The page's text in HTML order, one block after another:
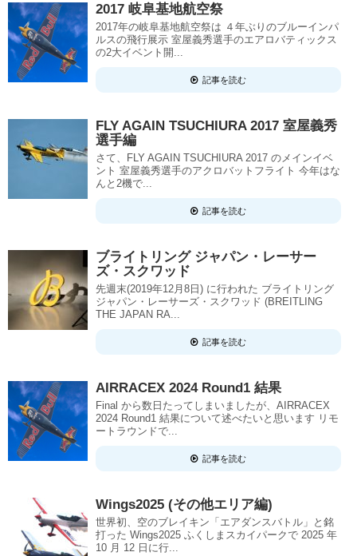
2017 岐阜基地航空祭
2017年の岐阜基地航空祭は ４年ぶりのブルーインパ
ルスの飛行展示 室屋義秀選手のエアロバティックス
の2大イベント開...
記事を読む
FLY AGAIN TSUCHIURA 2017 室屋義秀
選手編
さて、FLY AGAIN TSUCHIURA 2017 のメインイベ
ント 室屋義秀選手のアクロバットフライト 今年はな
んと2機で...
記事を読む
ブライトリング ジャパン・レーサー
ズ・スクワッド
先週末(2019年12月8日) に行われた ブライトリング
ジャパン・レーサーズ・スクワッド (BREITLING
THE JAPAN RA...
記事を読む
AIRRACEX 2024 Round1 結果
Final から数日たってしまいましたが、AIRRACEX
2024 Round1 結果について述べたいと思います リモ
ートラウンドで...
記事を読む
Wings2025 (その他エリア編)
世界初、空のブレイキン「エアダンスバトル」と銘
打った Wings2025 ふくしまスカイパークで 2025 年
10 月 12 日に行...